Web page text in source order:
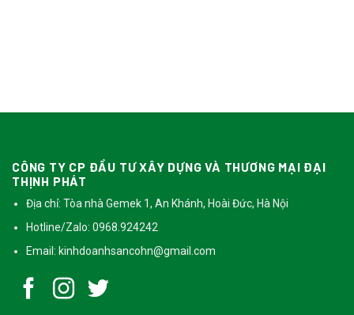
CÔNG TY CP ĐẦU TƯ XÂY DỰNG VÀ THƯƠNG MẠI ĐẠI
THỊNH PHÁT
Địa chỉ: Tòa nhà Gemek 1, An Khánh, Hoài Đức, Hà Nội
Hotline/Zalo: 0968.924242
Email: kinhdoanhsancohn@gmail.com